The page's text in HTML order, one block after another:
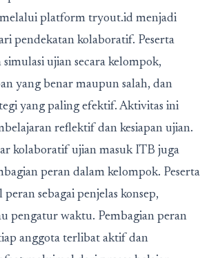
platform tryout.id menjadi
pendekatan kolaboratif. Peserta
ujian secara kelompok,
yang benar maupun salah, dan
yang paling efektif. Aktivitas ini
reflektif dan kesiapan ujian.
kolaboratif ujian masuk ITB juga
peran dalam kelompok. Peserta
sebagai penjelas konsep,
pengatur waktu. Pembagian peran
anggota terlibat aktif dan